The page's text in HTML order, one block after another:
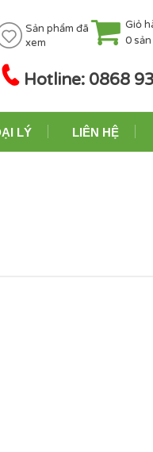
Sản phẩm đã
xem
Giỏ
0
Hotline: 0868
LÝ LIÊN HỆ